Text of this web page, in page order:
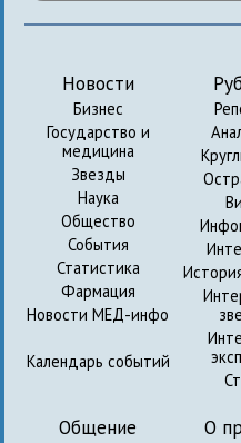
Новости
Бизнес
Государство и
медицина
Звезды
Наука
Общество
События
Статистика
Фармация
Новости МЕД-инфо
Календарь событий
Общение О